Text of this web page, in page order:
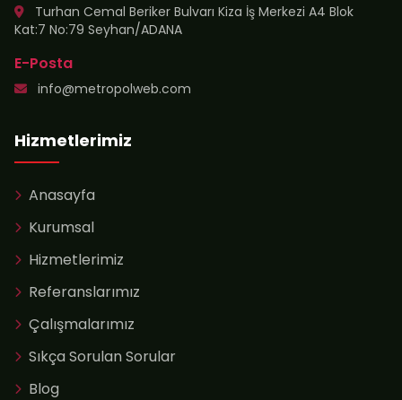
Turhan Cemal Beriker Bulvarı Kiza İş Merkezi A4 Blok
Kat:7 No:79 Seyhan/ADANA
E-Posta
info@metropolweb.com
Hizmetlerimiz
Anasayfa
Kurumsal
Hizmetlerimiz
Referanslarımız
Çalışmalarımız
Sıkça Sorulan Sorular
Blog